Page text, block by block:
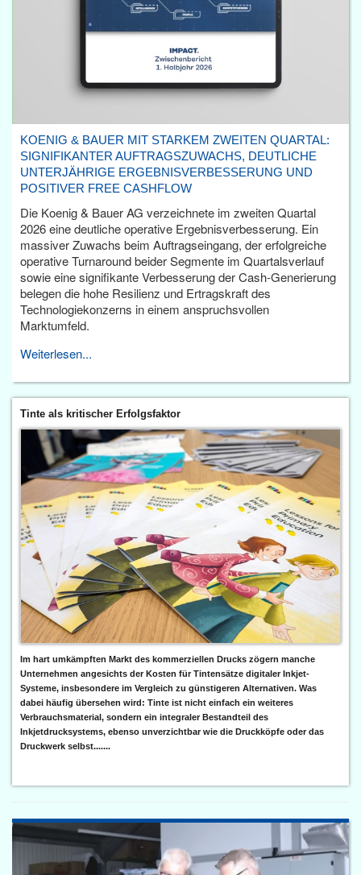
KOENIG & BAUER MIT STARKEM ZWEITEN QUARTAL:
SIGNIFIKANTER AUFTRAGSZUWACHS, DEUTLICHE
UNTERJÄHRIGE ERGEBNISVERBESSERUNG UND
POSITIVER FREE CASHFLOW
Die Koenig & Bauer AG verzeichnete im zweiten Quartal
2026 eine deutliche operative Ergebnisverbesserung. Ein
massiver Zuwachs beim Auftragseingang, der erfolgreiche
operative Turnaround beider Segmente im Quartalsverlauf
sowie eine signifikante Verbesserung der Cash-Generierung
belegen die hohe Resilienz und Ertragskraft des
Technologiekonzerns in einem anspruchsvollen
Marktumfeld.
Weiterlesen...
Tinte als kritischer Erfolgsfaktor
Im hart umkämpften Markt des kommerziellen Drucks zögern manche
Unternehmen angesichts der Kosten für Tintensätze digitaler Inkjet-
Systeme, insbesondere im Vergleich zu günstigeren Alternativen. Was
dabei häufig übersehen wird: Tinte ist nicht einfach ein weiteres
Verbrauchsmaterial, sondern ein integraler Bestandteil des
Inkjetdrucksystems, ebenso unverzichtbar wie die Druckköpfe oder das
Druckwerk selbst.......